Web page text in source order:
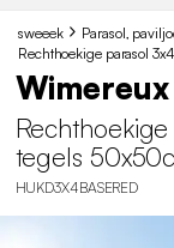
sweeek Parasol,
Rechthoekige parasol
tegels
HUKD3X4BASERED